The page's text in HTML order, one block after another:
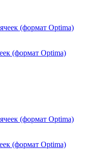
(формат Optima)
(формат Optima)